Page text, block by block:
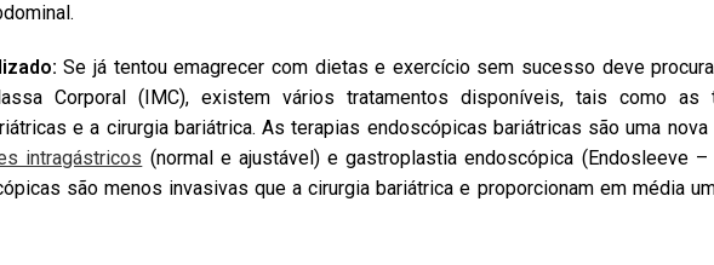
Se já tentou emagrecer com dietas e exercício sem sucesso deve
Corporal (IMC), existem vários tratamentos disponíveis, tais como as
e a cirurgia bariátrica. As terapias endoscópicas bariátricas são uma nova
intragástricos (normal e ajustável) e gastroplastia endoscópica (Endosleeve
são menos invasivas que a cirurgia bariátrica e proporcionam em média